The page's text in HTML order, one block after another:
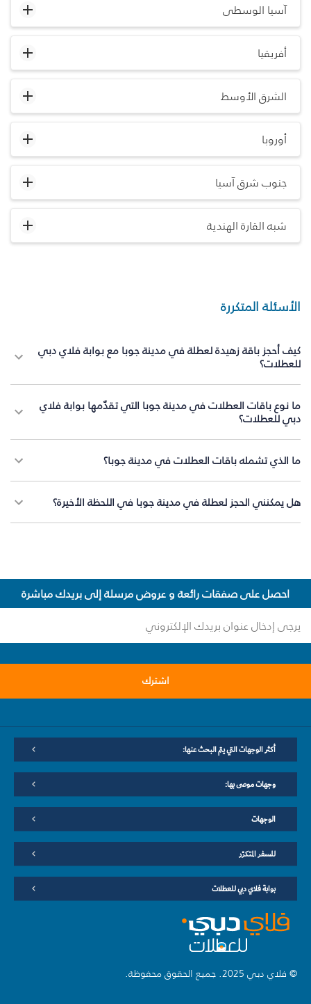
آسيا الوسطى
أفريقيا
الشرق الأوسط
أوروبا
جنوب شرق آسيا
شبه القارة الهندية
الأسئلة المتكررة
كيف أحجز باقة زهيدة لعطلة في مدينة جوبا مع بوابة فلاي دبي
للعطلات؟
ما نوع باقات العطلات في مدينة جوبا التي تقدّمها بوابة فلاي
دبي للعطلات؟
ما الذي تشمله باقات العطلات في مدينة جوبا؟
هل يمكنني الحجز لعطلة في مدينة جوبا في اللحظة الأخيرة؟
احصل على صفقات رائعة و عروض مرسلة إلى بريدك مباشرة
اشترك
أكثر الوجهات التي يتم البحث عنها:
وجهات موصى بها:
الوجهات
للسفر المتكرّر
بوابة فلاي دبي للعطلات
© فلاي دبي 2025. جميع الحقوق محفوظة.